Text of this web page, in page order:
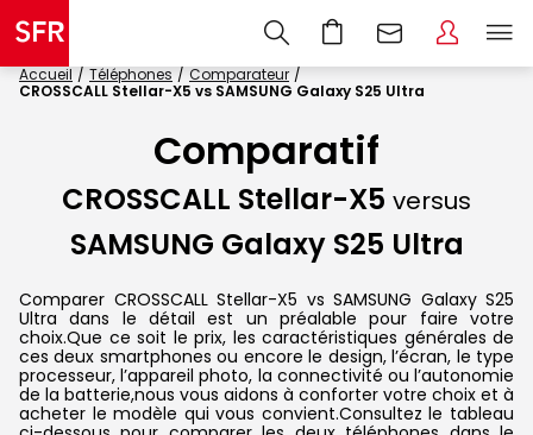
Accueil Téléphones
Comparateur
CROSSCALL Stellar-X5 vs SAMSUNG Galaxy S25 Ultra
Comparatif
CROSSCALL Stellar-X5 versus
SAMSUNG Galaxy S25 Ultra
Comparer CROSSCALL Stellar-X5 vs SAMSUNG Galaxy S25
Ultra dans le détail est un préalable pour faire votre
choix.Que ce soit le prix, les caractéristiques générales de
ces deux smartphones ou encore le design, l’écran, le type
processeur, l’appareil photo, la connectivité ou l’autonomie
de la batterie,nous vous aidons à conforter votre choix et à
acheter le modèle qui vous convient.Consultez le tableau